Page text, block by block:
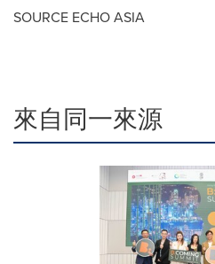
SOURCE ECHOASIA
來自同一來源